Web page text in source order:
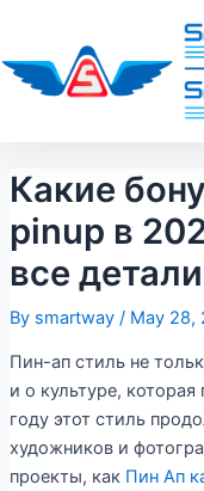
content
Какие
pinup в
все детали
By smartway / May 28,
Пин-ап стиль не
и о культуре,
году этот стиль
художников и
проекты, как Пин Ап
navigation